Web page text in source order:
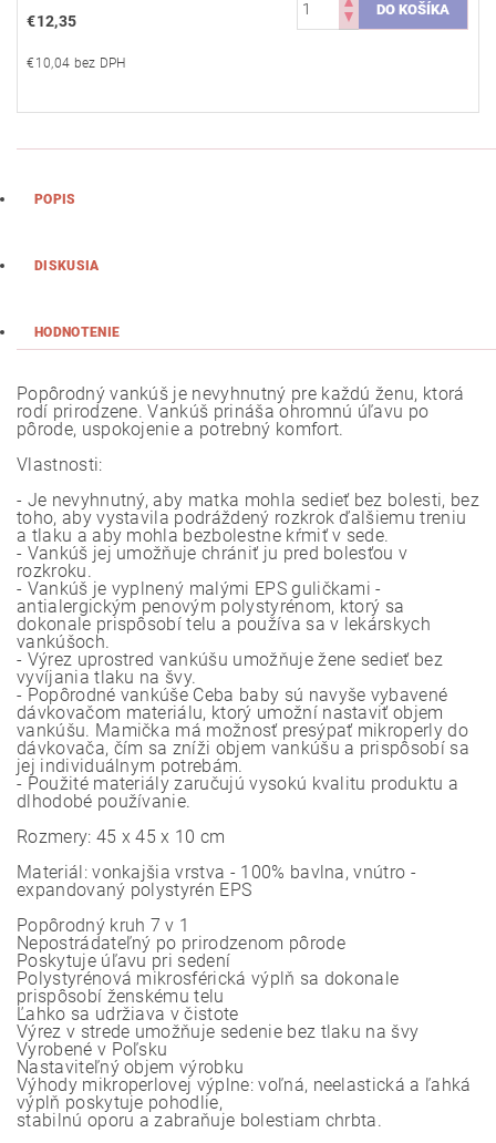
€12,35
€10,04 bez DPH
POPIS
DISKUSIA
HODNOTENIE
Popôrodný vankúš je nevyhnutný pre každú ženu, ktorá
rodí prirodzene. Vankúš prináša ohromnú úľavu po
pôrode, uspokojenie a potrebný komfort.
Vlastnosti:
- Je nevyhnutný, aby matka mohla sedieť bez bolesti, bez
toho, aby vystavila podráždený rozkrok ďalšiemu treniu
a tlaku a aby mohla bezbolestne kŕmiť v sede.
- Vankúš jej umožňuje chrániť ju pred bolesťou v
rozkroku.
- Vankúš je vyplnený malými EPS guličkami -
antialergickým penovým polystyrénom, ktorý sa
dokonale prispôsobí telu a používa sa v lekárskych
vankúšoch.
- Výrez uprostred vankúšu umožňuje žene sedieť bez
vyvíjania tlaku na švy.
- Popôrodné vankúše Ceba baby sú navyše vybavené
dávkovačom materiálu, ktorý umožní nastaviť objem
vankúšu. Mamička má možnosť presýpať mikroperly do
dávkovača, čím sa zníži objem vankúšu a prispôsobí sa
jej individuálnym potrebám.
- Použité materiály zaručujú vysokú kvalitu produktu a
dlhodobé používanie.
Rozmery: 45 x 45 x 10 cm
Materiál: vonkajšia vrstva - 100% bavlna, vnútro -
expandovaný polystyrén EPS
Popôrodný kruh 7 v 1
Nepostrádateľný po prirodzenom pôrode
Poskytuje úľavu pri sedení
Polystyrénová mikrosférická výplň sa dokonale
prispôsobí ženskému telu
Ľahko sa udržiava v čistote
Výrez v strede umožňuje sedenie bez tlaku na švy
Vyrobené v Poľsku
Nastaviteľný objem výrobku
Výhody mikroperlovej výplne: voľná, neelastická a ľahká
výplň poskytuje pohodlie,
stabilnú oporu a zabraňuje bolestiam chrbta.